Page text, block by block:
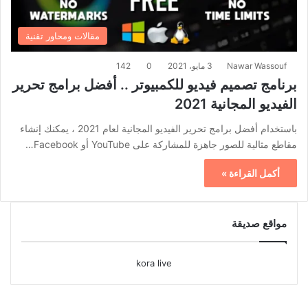
مقالات ومحاور تقنية
Nawar Wassouf 3 مايو، 2021 0
142
برنامج تصميم فيديو للكمبيوتر .. أفضل برامج تحرير
الفيديو المجانية 2021
باستخدام أفضل برامج تحرير الفيديو المجانية لعام 2021 ، يمكنك إنشاء
مقاطع مثالية للصور جاهزة للمشاركة على YouTube أو Facebook…
أكمل القراءة »
مواقع صديقة
kora live